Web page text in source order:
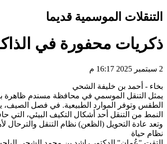
التنقلات الموسمية قديما
ذكريات محفورة في
2 سبتمبر 2025 16:17 م
بخاء - أحمد بن خليفة الشحي
يمثل التنقل الموسمي في محافظة مسندم ظاهرة
الطقس وتوفر الموارد الطبيعية. في فصل الصيف،
النمط من التنقل أحد أشكال التكيف البيئي،
وتعد عادة التحويل (الظعن) نظام التنقل
نظام حياة